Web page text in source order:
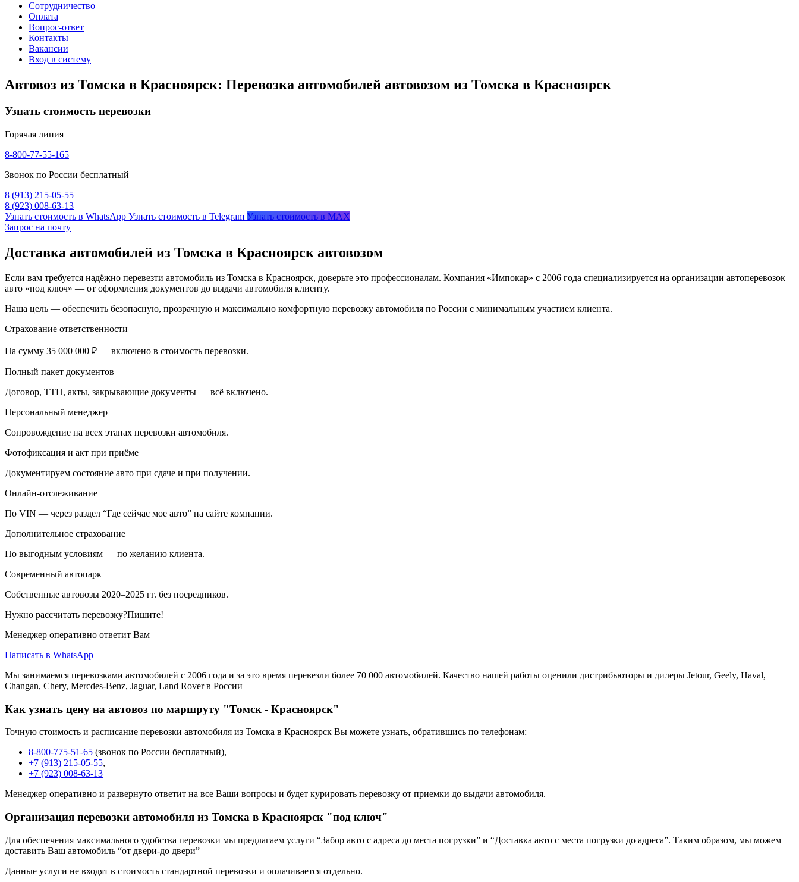
Сотрудничество
Оплата
Вопрос-ответ
Контакты
Вакансии
Вход в систему
Автовоз из Томска в Красноярск: Перевозка автомобилей автовозом из Томска в Красноярск
Узнать стоимость перевозки
Горячая линия
8-800-77-55-165
Звонок по России бесплатный
8 (913) 215-05-55
8 (923) 008-63-13
Узнать стоимость в WhatsApp Узнать стоимость в Telegram Узнать стоимость в MAX
Запрос на почту
Доставка автомобилей из Томска в Красноярск автовозом
Если вам требуется надёжно перевезти автомобиль из Томска в Красноярск, доверьте это профессионалам. Компания «Импокар» с 2006 года специализируется на организации автоперевозок
авто «под ключ» — от оформления документов до выдачи автомобиля клиенту.
Наша цель — обеспечить безопасную, прозрачную и максимально комфортную перевозку автомобиля по России с минимальным участием клиента.
Страхование ответственности
На сумму 35 000 000 ₽ — включено в стоимость перевозки.
Полный пакет документов
Договор, ТТН, акты, закрывающие документы — всё включено.
Персональный менеджер
Сопровождение на всех этапах перевозки автомобиля.
Фотофиксация и акт при приёме
Документируем состояние авто при сдаче и при получении.
Онлайн-отслеживание
По VIN — через раздел “Где сейчас мое авто” на сайте компании.
Дополнительное страхование
По выгодным условиям — по желанию клиента.
Современный автопарк
Собственные автовозы 2020–2025 гг. без посредников.
Нужно рассчитать перевозку?Пишите!
Менеджер оперативно ответит Вам
Написать в WhatsApp
Мы занимаемся перевозками автомобилей с 2006 года и за это время перевезли более 70 000 автомобилей. Качество нашей работы оценили дистрибьюторы и дилеры Jetour, Geely, Haval,
Changan, Chery, Mercdes-Benz, Jaguar, Land Rover в России
Как узнать цену на автовоз по маршруту "Томск - Красноярск"
Точную стоимость и расписание перевозки автомобиля из Томска в Красноярск Вы можете узнать, обратившись по телефонам:
8-800-775-51-65 (звонок по России бесплатный),
+7 (913) 215-05-55,
+7 (923) 008-63-13
Менеджер оперативно и развернуто ответит на все Ваши вопросы и будет курировать перевозку от приемки до выдачи автомобиля.
Организация перевозки автомобиля из Томска в Красноярск "под ключ"
Для обеспечения максимального удобства перевозки мы предлагаем услуги “Забор авто с адреса до места погрузки” и “Доставка авто с места погрузки до адреса”. Таким образом, мы можем
доставить Ваш автомобиль “от двери-до двери”
Данные услуги не входят в стоимость стандартной перевозки и оплачивается отдельно.